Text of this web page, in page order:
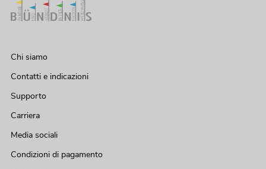
Chi siamo
Contatti e indicazioni
Supporto
Carriera
Media sociali
Condizioni di pagamento